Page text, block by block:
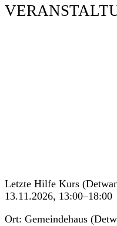
Letzte Hilfe Kurs
13.11.2026, 13:00–18:00
Ort: Gemeindehaus